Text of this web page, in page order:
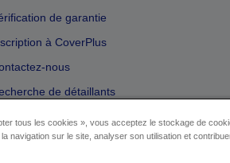
de garantie
à CoverPlus
nous
de détaillants
tous les cookies », vous acceptez le stockage de
navigation sur le site, analyser son utilisation et